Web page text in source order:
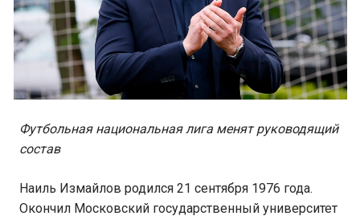
Футбольная национальная лига менят руководящий
состав
Наиль Измайлов родился 21 сентября 1976 года.
Окончил Московский государственный университет